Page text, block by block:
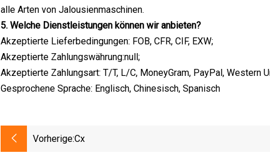
alle Arten von Jalousienmaschinen.
5. Welche Dienstleistungen können wir anbieten?
Akzeptierte Lieferbedingungen: FOB, CFR, CIF, EXW;
Akzeptierte Zahlungswährung:null;
Akzeptierte Zahlungsart: T/T, L/C, MoneyGram, PayPal, Western
Gesprochene Sprache: Englisch, Chinesisch, Spanisch
Vorherige:Cx